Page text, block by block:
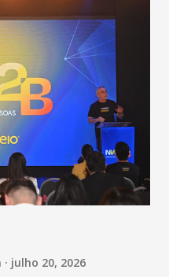
com os ambientes
estamos vivendo uma
todos os anos, com
ou H1N1. Trata-se
com um poder de
coronavírus”, apontou o
com chance de
um grande risco à
“Precisamos saber fazer a
para não so...
julho 20, 2026